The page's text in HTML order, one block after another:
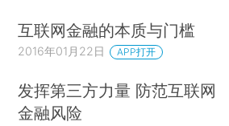
互联网金融的本质与门槛
2016年01月22日 APP打开
发挥第三方力量 防范互联网
金融风险